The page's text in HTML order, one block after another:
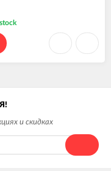
и скидках